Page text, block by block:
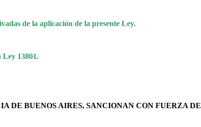
de la aplicación de la presente Ley.
Ley 13801.
DE BUENOS AIRES, SANCIONAN CON FUERZA DE